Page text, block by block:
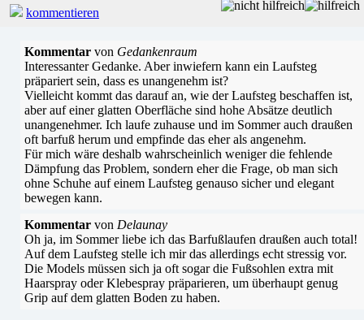
kommentieren
Kommentar von Gedankenraum
Interessanter Gedanke. Aber inwiefern kann ein Laufsteg
präpariert sein, dass es unangenehm ist?
Vielleicht kommt das darauf an, wie der Laufsteg beschaffen ist,
aber auf einer glatten Oberfläche sind hohe Absätze deutlich
unangenehmer. Ich laufe zuhause und im Sommer auch draußen
oft barfuß herum und empfinde das eher als angenehm.
Für mich wäre deshalb wahrscheinlich weniger die fehlende
Dämpfung das Problem, sondern eher die Frage, ob man sich
ohne Schuhe auf einem Laufsteg genauso sicher und elegant
bewegen kann.
Kommentar von Delaunay
Oh ja, im Sommer liebe ich das Barfußlaufen draußen auch total!
Auf dem Laufsteg stelle ich mir das allerdings echt stressig vor.
Die Models müssen sich ja oft sogar die Fußsohlen extra mit
Haarspray oder Klebespray präparieren, um überhaupt genug
Grip auf dem glatten Boden zu haben.